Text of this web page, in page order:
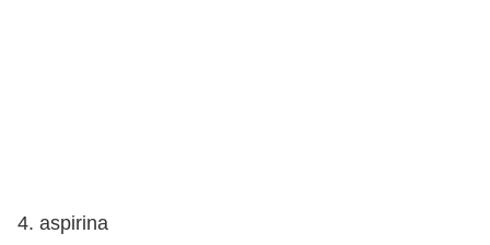
4. aspirina
n